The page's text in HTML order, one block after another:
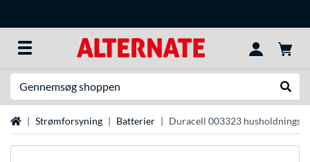
StartsideStrømforsyning Batterier Duracell 003323